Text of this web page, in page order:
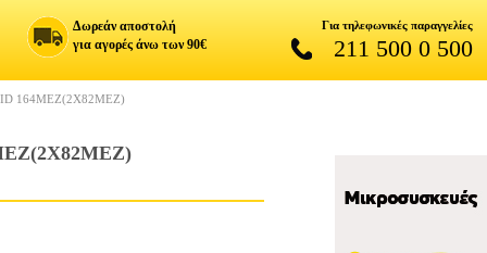
Δωρεάν αποστολή
για αγορές άνω των 90€
Για τηλεφωνικές παραγγελίες
211 500 0 500
164MEZ(2X82MEZ)